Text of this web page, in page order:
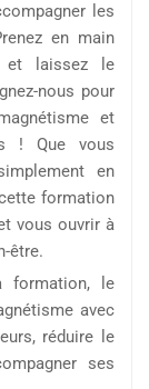
les
en main
et laissez le
nous pour
et
! Que vous
en
formation
vous ouvrir à
être.
le
avec
réduire le
ses